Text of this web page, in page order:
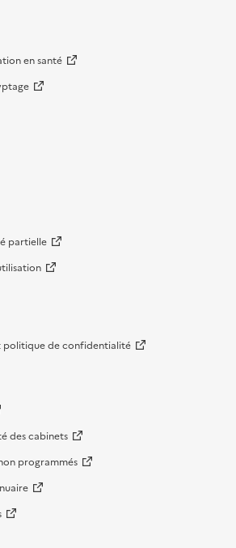
en santé
partielle
politique de confidentialité
des cabinets
programmés